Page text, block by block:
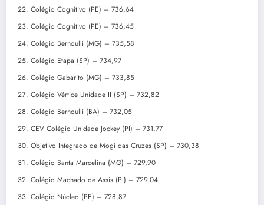
Colégio Cognitivo (PE) – 736,64
Colégio Cognitivo (PE) – 736,45
Colégio Bernoulli (MG) – 735,58
Colégio Etapa (SP) – 734,97
Colégio Gabarito (MG) – 733,85
Colégio Vértice Unidade II (SP) – 732,82
Colégio Bernoulli (BA) – 732,05
CEV Colégio Unidade Jockey (PI) – 731,77
Objetivo Integrado de Mogi das Cruzes (SP) – 730,38
Colégio Santa Marcelina (MG) – 729,90
Colégio Machado de Assis (PI) – 729,04
Colégio Núcleo (PE) – 728,87